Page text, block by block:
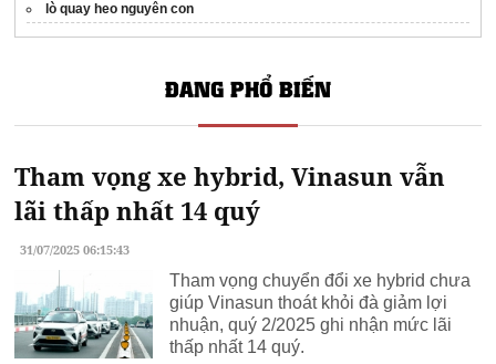
lò quay heo nguyên con
ĐANG PHỔ BIẾN
Tham vọng xe hybrid, Vinasun vẫn
lãi thấp nhất 14 quý
31/07/2025 06:15:43
Tham vọng chuyển đổi xe hybrid chưa
giúp Vinasun thoát khỏi đà giảm lợi
nhuận, quý 2/2025 ghi nhận mức lãi
thấp nhất 14 quý.